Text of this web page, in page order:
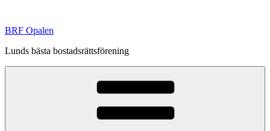
innehåll
BRF Opalen
Lunds bästa bostadsrättsförening